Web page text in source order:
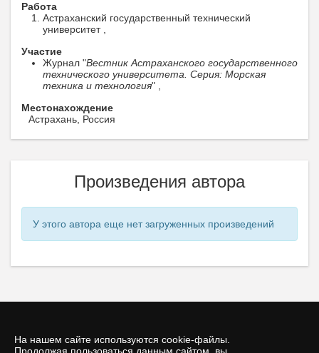
На нашем сайте используются cookie-файлы.
Работа
Астраханский государственный технический
университет ,
Участие
Журнал "Вестник Астраханского государственного
технического университета. Серия: Морская
техника и технология" ,
Местонахождение
Астрахань, Россия
Произведения автора
У этого автора еще нет загруженных произведений